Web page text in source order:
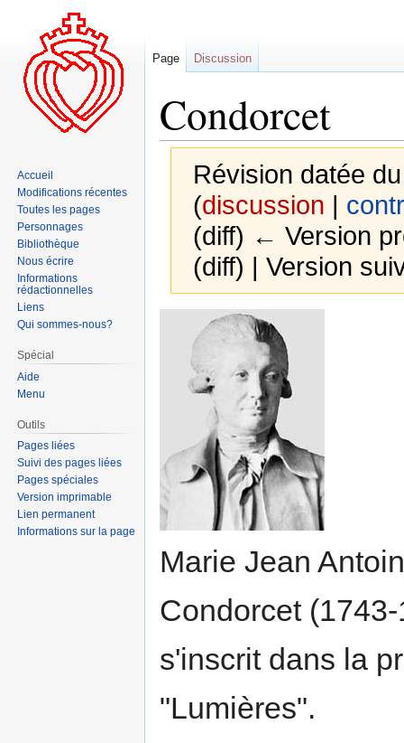
Condorcet
Révision datée
(discussion |
(diff) ← Version
(diff) | Version
navigation
recherche
Marie Jean
Condorcet
s'inscrit dans la
"Lumières".
Page Discussion
Accueil
Modifications récentes
Toutes les pages
Personnages
Bibliothèque
Nous écrire
Informations
rédactionnelles
Liens
Qui sommes-nous?
Spécial
Aide
Menu
Outils
Pages liées
Suivi des pages liées
Pages spéciales
Version imprimable
Lien permanent
Informations sur la page